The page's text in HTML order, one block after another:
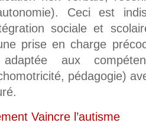
Ceci est
sociale et
prise en charge
adaptée aux
pédagogie)
Vaincre l’autisme